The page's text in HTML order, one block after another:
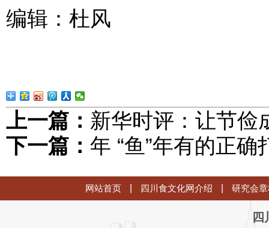
编辑：杜风
上一篇： 新华时评：让节俭
下一篇： 年 “鱼”年有的正确
网站首页 四川食文化网介绍 研究会